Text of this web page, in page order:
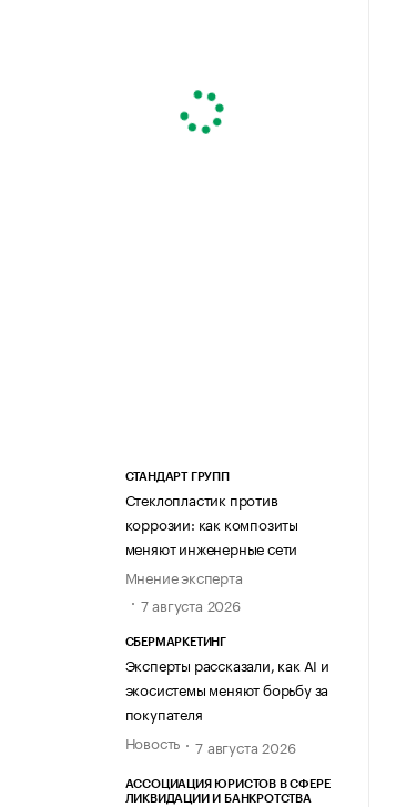
СТАНДАРТ ГРУПП
Стеклопластик против
коррозии: как композиты
меняют инженерные сети
Мнение эксперта
7 августа 2026
СБЕРМАРКЕТИНГ
Эксперты рассказали, как AI и
экосистемы меняют борьбу за
покупателя
Новость
7 августа 2026
АССОЦИАЦИЯ ЮРИСТОВ В СФЕРЕ
ЛИКВИДАЦИИ И БАНКРОТСТВА